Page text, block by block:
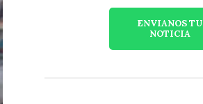
ENVIANOS TU
NOTICIA